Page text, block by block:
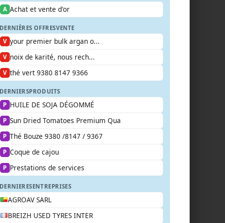
A Achat et vente d'or
OFFRESVENTE
V your premier bulk argan o...
V noix de karité, nous rech...
V thé vert 9380 8147 9366
PRODUITS
P HUILE DE SOJA DÉGOMMÉ
P Sun Dried Tomatoes Premium Qua
P Thé Bouze 9380 /8147 / 9367
P Coque de cajou
P Prestations de services
ENTREPRISES
AGROAV SARL
BREIZH USED TYRES INTER